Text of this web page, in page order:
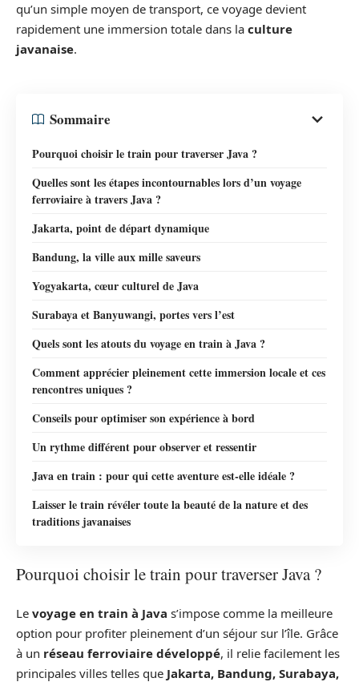
qu’un simple moyen de transport, ce voyage devient
rapidement une immersion totale dans la culture
javanaise.
Sommaire
Pourquoi choisir le train pour traverser Java ?
Quelles sont les étapes incontournables lors d’un voyage
ferroviaire à travers Java ?
Jakarta, point de départ dynamique
Bandung, la ville aux mille saveurs
Yogyakarta, cœur culturel de Java
Surabaya et Banyuwangi, portes vers l’est
Quels sont les atouts du voyage en train à Java ?
Comment apprécier pleinement cette immersion locale et ces
rencontres uniques ?
Conseils pour optimiser son expérience à bord
Un rythme différent pour observer et ressentir
Java en train : pour qui cette aventure est-elle idéale ?
Laisser le train révéler toute la beauté de la nature et des
traditions javanaises
Pourquoi choisir le train pour traverser Java ?
Le voyage en train à Java s’impose comme la meilleure
option pour profiter pleinement d’un séjour sur l’île. Grâce
à un réseau ferroviaire développé, il relie facilement les
principales villes telles que Jakarta, Bandung, Surabaya,